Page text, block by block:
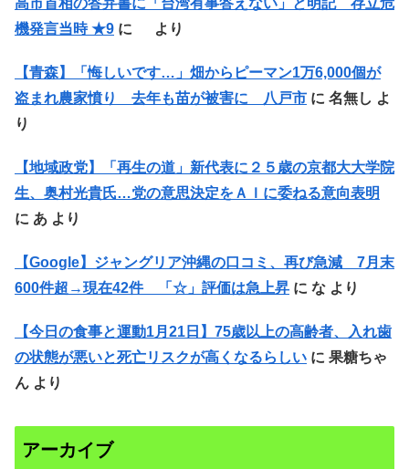
高市首相の答弁書に「台湾有事答えない」と明記 存立危
機発言当時 ★9 に より
【青森】「悔しいです…」畑からピーマン1万6,000個が
盗まれ農家憤り 去年も苗が被害に 八戸市 に 名無し よ
り
【地域政党】「再生の道」新代表に２５歳の京都大大学院
生、奥村光貴氏…党の意思決定をＡＩに委ねる意向表明
に あ より
【Google】ジャングリア沖縄の口コミ、再び急減 7月末
600件超→現在42件 「☆」評価は急上昇 に な より
【今日の食事と運動1月21日】75歳以上の高齢者、入れ歯
の状態が悪いと死亡リスクが高くなるらしい に 果糖ちゃ
ん より
アーカイブ